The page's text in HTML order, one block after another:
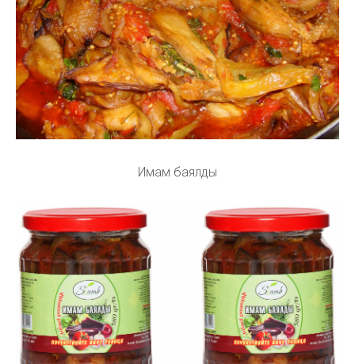
Имам баялды